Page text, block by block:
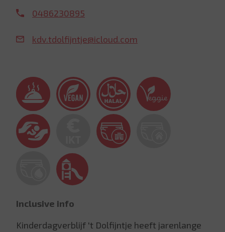
0486230895
kdv.tdolfijntje@icloud.com
Inclusive info
Kinderdagverblijf 't Dolfijntje heeft jarenlange